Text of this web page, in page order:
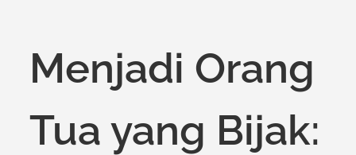
Menjadi Orang
Tua yang Bijak: